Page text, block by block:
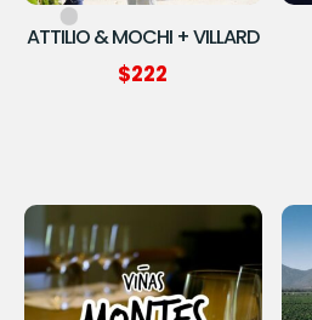
ATTILIO & MOCHI + VILLARD
$222